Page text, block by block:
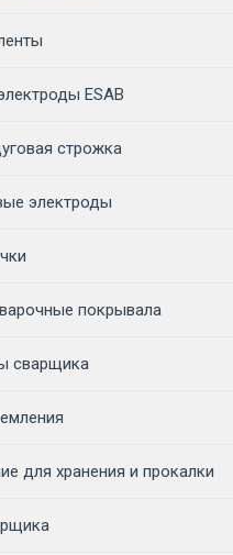
ESAB
строжка
электроды
покрывала
сварщика
для хранения и прокалки